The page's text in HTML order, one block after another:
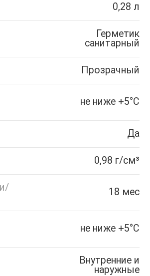
0,28 л
Герметик
санитарный
Прозрачный
не ниже +5°С
Да
0,98 г/см³
18 мес
не ниже +5°С
Внутренние и
наружные